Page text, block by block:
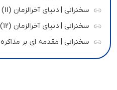
سخنرانی | دنیای آخرالزمان (11)
سخنرانی | دنیای آخرالزمان (12)
سخنرانی | مقدمه ای بر مذاکره